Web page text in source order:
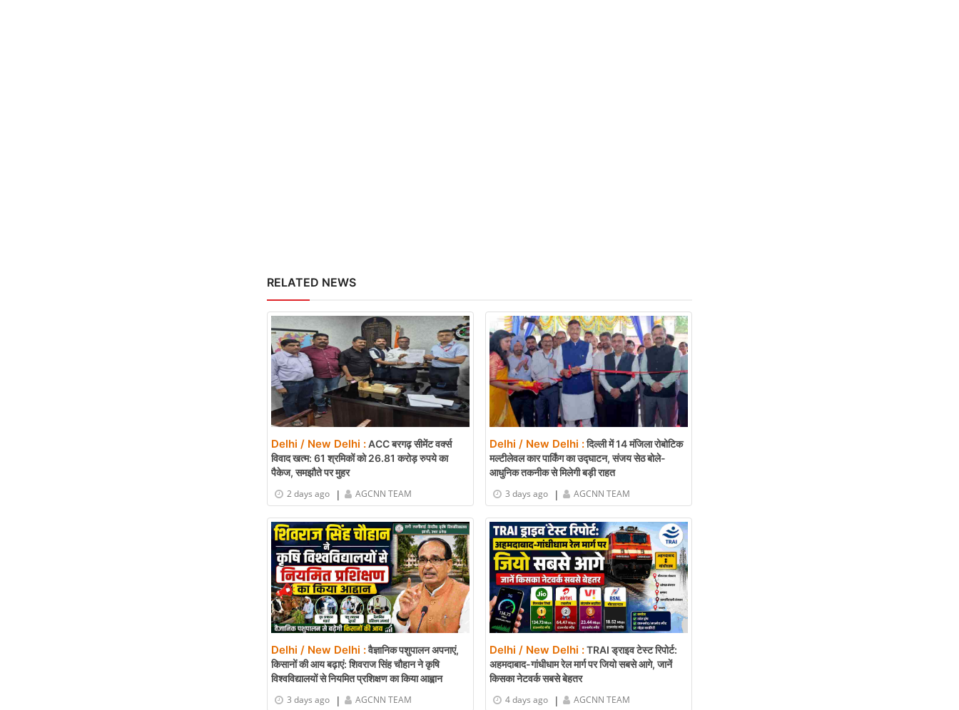
RELATED NEWS
Delhi / New Delhi :ACC बरगढ़ सीमेंट वर्क्स
विवाद खत्म: 61 श्रमिकों को 26.81 करोड़ रुपये का
पैकेज, समझौते पर मुहर
2 days ago
| AGCNN TEAM
Delhi / New Delhi :दिल्ली में 14 मंजिला रोबोटिक
मल्टीलेवल कार पार्किंग का उद्घाटन, संजय सेठ बोले-
आधुनिक तकनीक से मिलेगी बड़ी राहत
3 days ago
| AGCNN TEAM
Delhi / New Delhi :वैज्ञानिक पशुपालन अपनाएं,
किसानों की आय बढ़ाएं: शिवराज सिंह चौहान ने कृषि
विश्वविद्यालयों से नियमित प्रशिक्षण का किया आह्वान
3 days ago
| AGCNN TEAM
Delhi / New Delhi :TRAI ड्राइव टेस्ट रिपोर्ट:
अहमदाबाद-गांधीधाम रेल मार्ग पर जियो सबसे आगे, जानें
किसका नेटवर्क सबसे बेहतर
4 days ago
| AGCNN TEAM